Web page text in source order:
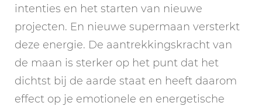
intenties en het starten van nieuwe
projecten. En nieuwe supermaan versterkt
deze energie. De aantrekkingskracht van
de maan is sterker op het punt dat het
dichtst bij de aarde staat en heeft daarom
effect op je emotionele en energetische